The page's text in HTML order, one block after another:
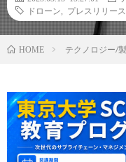
ドローン
プレスリリー
HOME テクノロジー/